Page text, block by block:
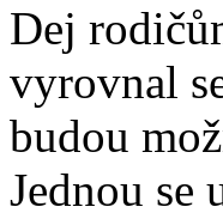
Dej
vyrovnal
budou
Jednou se